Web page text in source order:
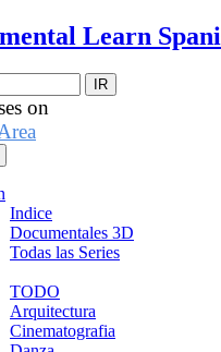
Learn
on
Indice
Documentales 3D
Todas las Series
TODO
Arquitectura
Cinematografia